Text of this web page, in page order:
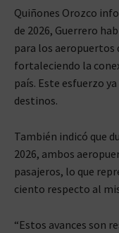
Quiñones Orozco
de 2026, Guerrero
para los aeropuertos
fortaleciendo la
país. Este esfuerzo
destinos.
También indicó que
2026, ambos
pasajeros, lo que
ciento respecto al
“Estos avances son